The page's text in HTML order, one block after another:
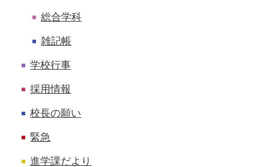
総合学科
雑記帳
学校行事
採用情報
校長の願い
緊急
進学課だより